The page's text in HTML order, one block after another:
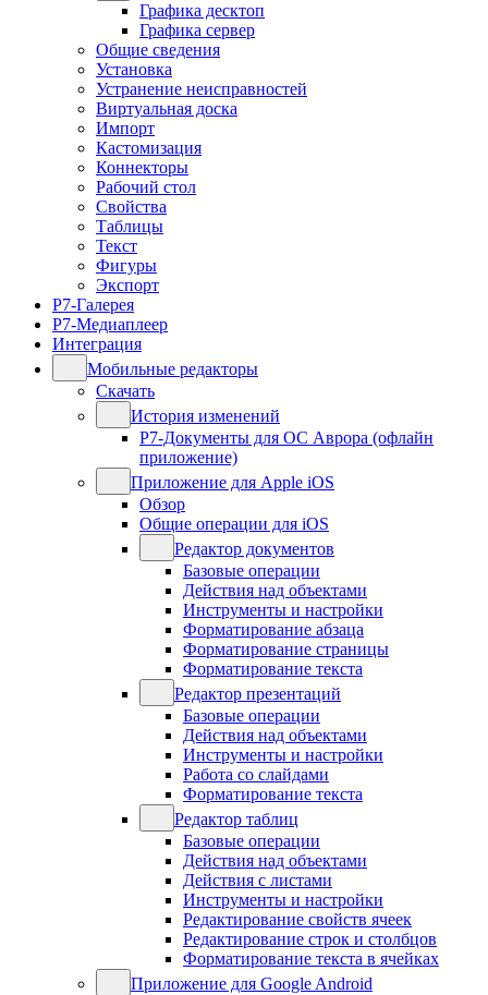
Графика десктоп
Графика сервер
Общие сведения
Установка
Устранение неисправностей
Виртуальная доска
Импорт
Кастомизация
Коннекторы
Рабочий стол
Свойства
Таблицы
Текст
Фигуры
Экспорт
Р7-Галерея
Р7-Медиаплеер
Интеграция
Мобильные редакторы
Скачать
История изменений
Р7-Документы для ОС Аврора (офлайн
приложение)
Приложение для Apple iOS
Обзор
Общие операции для iOS
Редактор документов
Базовые операции
Действия над объектами
Инструменты и настройки
Форматирование абзаца
Форматирование страницы
Форматирование текста
Редактор презентаций
Базовые операции
Действия над объектами
Инструменты и настройки
Работа со слайдами
Форматирование текста
Редактор таблиц
Базовые операции
Действия над объектами
Действия с листами
Инструменты и настройки
Редактирование свойств ячеек
Редактирование строк и столбцов
Форматирование текста в ячейках
Приложение для Google Android